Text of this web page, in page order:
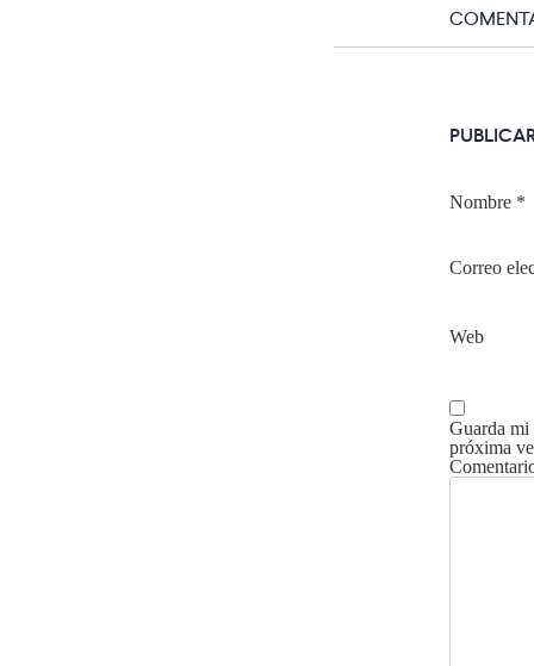
Nombre *
Correo
Web
Guarda mi
próxima